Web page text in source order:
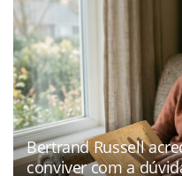
Bertrand Russell
conviver com a